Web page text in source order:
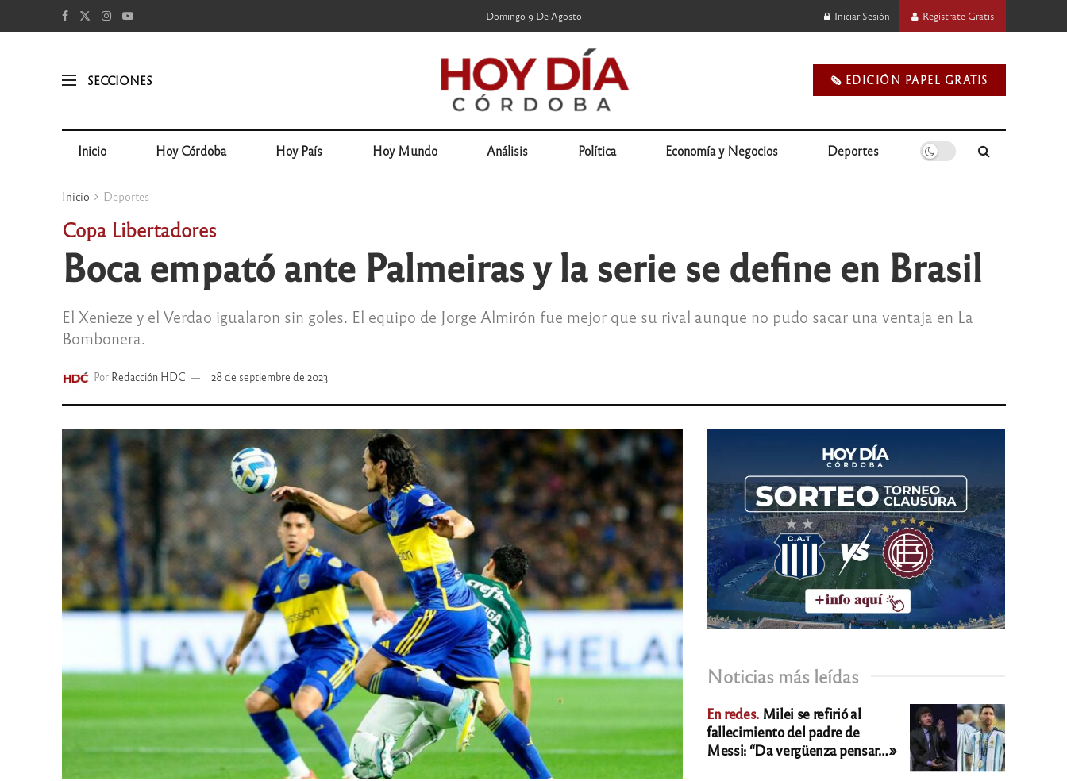
Domingo 9 De Agosto Iniciar Sesión Regístrate Gratis
SECCIONES 🗞️ EDICIÓN PAPEL GRATIS
Inicio Hoy Córdoba Hoy País Hoy Mundo Análisis Política Economía y Negocios Deportes
Inicio Deportes
Copa Libertadores
Boca empató ante Palmeiras y la serie se define en Brasil
El Xenieze y el Verdao igualaron sin goles. El equipo de Jorge Almirón fue mejor que su rival aunque no pudo sacar una ventaja en La
Bombonera.
Por Redacción HDC 28 de septiembre de 2023
Noticias más leídas
En redes. Milei se refirió al
fallecimiento del padre de
Messi: “Da vergüenza pensar…»